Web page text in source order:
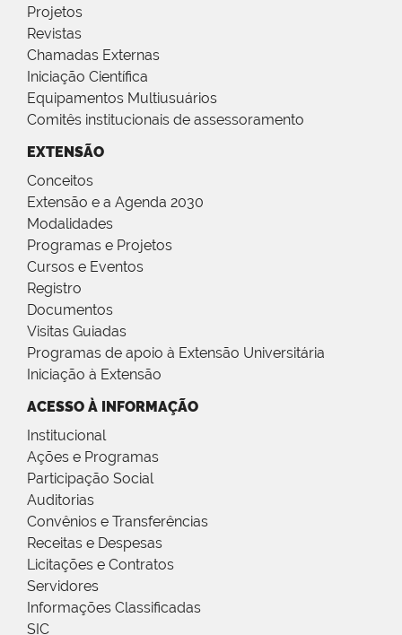
Projetos
Revistas
Chamadas Externas
Iniciação Científica
Equipamentos Multiusuários
Comitês institucionais de assessoramento
EXTENSÃO
Conceitos
Extensão e a Agenda 2030
Modalidades
Programas e Projetos
Cursos e Eventos
Registro
Documentos
Visitas Guiadas
Programas de apoio à Extensão Universitária
Iniciação à Extensão
ACESSO À INFORMAÇÃO
Institucional
Ações e Programas
Participação Social
Auditorias
Convênios e Transferências
Receitas e Despesas
Licitações e Contratos
Servidores
Informações Classificadas
SIC